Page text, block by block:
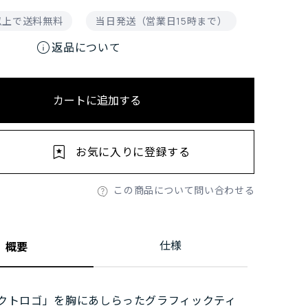
で送料無料 当日発送（営業日15時まで）
info返品について
カートに追加する
この商品について問い合わせる
お気に入りに登録する
概要 仕様
トロゴ」を胸にあしらったグラフィックティ